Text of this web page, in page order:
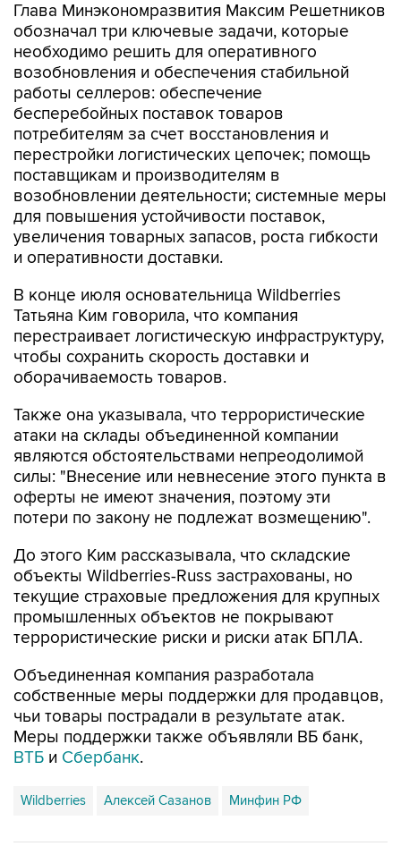
Глава Минэкономразвития Максим Решетников
обозначал три ключевые задачи, которые
необходимо решить для оперативного
возобновления и обеспечения стабильной
работы селлеров: обеспечение
бесперебойных поставок товаров
потребителям за счет восстановления и
перестройки логистических цепочек; помощь
поставщикам и производителям в
возобновлении деятельности; системные меры
для повышения устойчивости поставок,
увеличения товарных запасов, роста гибкости
и оперативности доставки.
В конце июля основательница Wildberries
Татьяна Ким говорила, что компания
перестраивает логистическую инфраструктуру,
чтобы сохранить скорость доставки и
оборачиваемость товаров.
Также она указывала, что террористические
атаки на склады объединенной компании
являются обстоятельствами непреодолимой
силы: "Внесение или невнесение этого пункта в
оферты не имеют значения, поэтому эти
потери по закону не подлежат возмещению".
До этого Ким рассказывала, что складские
объекты Wildberries-Russ застрахованы, но
текущие страховые предложения для крупных
промышленных объектов не покрывают
террористические риски и риски атак БПЛА.
Объединенная компания разработала
собственные меры поддержки для продавцов,
чьи товары пострадали в результате атак.
Меры поддержки также объявляли ВБ банк,
ВТБ и Сбербанк.
Wildberries Алексей Сазанов Минфин РФ